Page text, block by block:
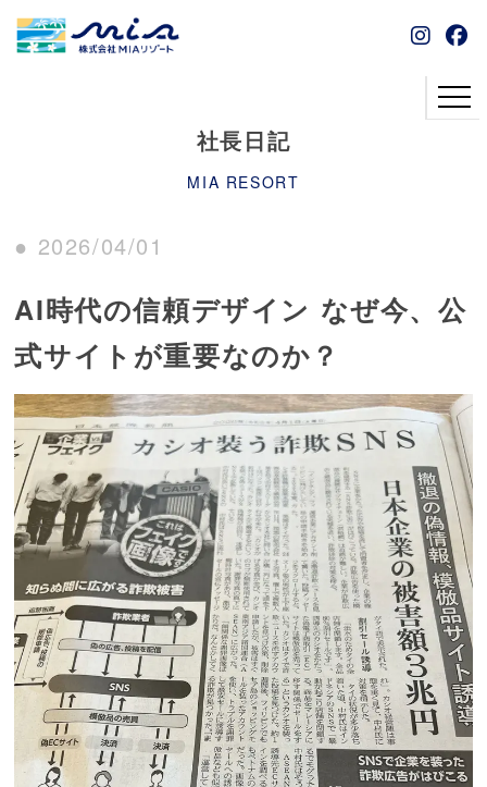
社長日記
MIA RESORT
● 2026/04/01
AI時代の信頼デザイン なぜ今、公
式サイトが重要なのか？